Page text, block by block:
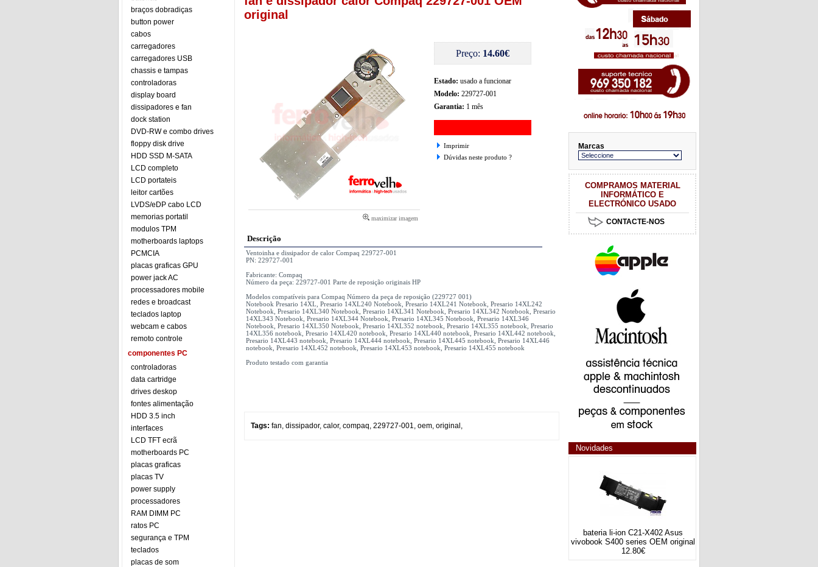
braços dobradiças
button power
cabos
carregadores
carregadores USB
chassis e tampas
controladoras
display board
dissipadores e fan
dock station
DVD-RW e combo drives
floppy disk drive
HDD SSD M-SATA
LCD completo
LCD portateis
leitor cartões
LVDS/eDP cabo LCD
memorias portatil
modulos TPM
motherboards laptops
PCMCIA
placas graficas GPU
power jack AC
processadores mobile
redes e broadcast
teclados laptop
webcam e cabos
remoto controle
componentes PC
controladoras
data cartridge
drives deskop
fontes alimentação
HDD 3.5 inch
interfaces
LCD TFT ecrã
motherboards PC
placas graficas
placas TV
power supply
processadores
RAM DIMM PC
ratos PC
segurança e TPM
teclados
placas de som
original
maximizar imagem
Preço: 14.60€
Estado: usado a funcionar
Modelo: 229727-001
Garantia: 1 mês
Imprimir
Dúvidas neste produto ?
Descrição
Ventoinha e dissipador de calor Compaq 229727-001
PN: 229727-001
Fabricante: Compaq
Número da peça: 229727-001 Parte de reposição originais HP
Modelos compatíveis para Compaq Número da peça de reposição (229727 001)
Notebook Presario 14XL, Presario 14XL240 Notebook, Presario 14XL241 Notebook, Presario 14XL242
Notebook, Presario 14XL340 Notebook, Presario 14XL341 Notebook, Presario 14XL342 Notebook, Presario
14XL343 Notebook, Presario 14XL344 Notebook, Presario 14XL345 Notebook, Presario 14XL346
Notebook, Presario 14XL350 Notebook, Presario 14XL352 notebook, Presario 14XL355 notebook, Presario
14XL356 notebook, Presario 14XL420 notebook, Presario 14XL440 notebook, Presario 14XL442 notebook,
Presario 14XL443 notebook, Presario 14XL444 notebook, Presario 14XL445 notebook, Presario 14XL446
notebook, Presario 14XL452 notebook, Presario 14XL453 notebook, Presario 14XL455 notebook
Produto testado com garantia
Tags: fan, dissipador, calor, compaq, 229727-001, oem, original ,
Marcas
COMPRAMOS MATERIAL
INFORMÁTICO E
ELECTRÓNICO USADO
CONTACTE-NOS
Novidades
bateria li-ion C21-X402 Asus
vivobook S400 series OEM original
12.80€